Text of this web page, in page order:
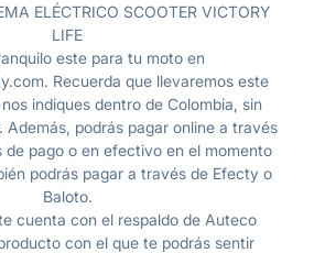
ELÉCTRICO SCOOTER VICTORY
LIFE
este para tu moto en
Recuerda que llevaremos este
indiques dentro de Colombia, sin
Además, podrás pagar online a través
de pago o en efectivo en el momento
podrás pagar a través de Efecty o
Baloto.
cuenta con el respaldo de Auteco
con el que te podrás sentir